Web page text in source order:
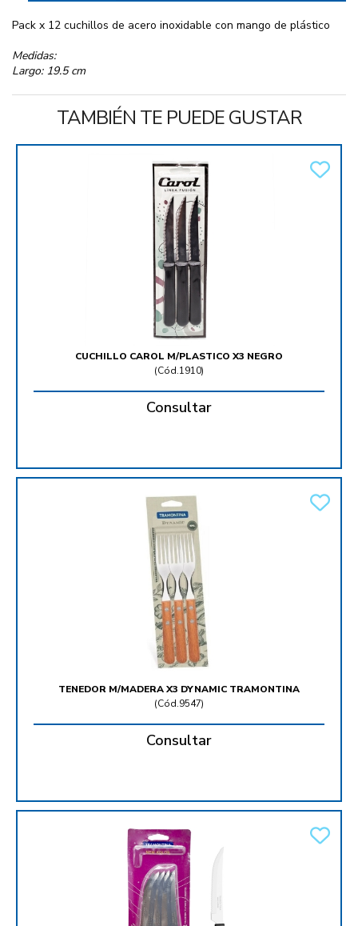
Pack x 12 cuchillos de acero inoxidable con mango de plástico
Medidas:
Largo: 19.5 cm
TAMBIÉN TE PUEDE GUSTAR
CUCHILLO CAROL M/PLASTICO X3 NEGRO
(Cód.1910)
Consultar
TENEDOR M/MADERA X3 DYNAMIC TRAMONTINA
(Cód.9547)
Consultar